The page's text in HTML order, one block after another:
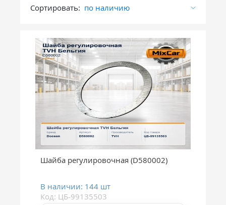
Сортировать: по наличию
Шайба регулировочная (D580002)
В наличии: 144 шт
Код: ЦБ-99135503